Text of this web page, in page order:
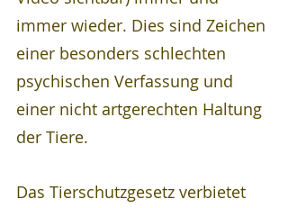
immer wieder. Dies sind Zeichen
einer besonders schlechten
psychischen Verfassung und
einer nicht artgerechten Haltung
der Tiere.
Das Tierschutzgesetz verbietet